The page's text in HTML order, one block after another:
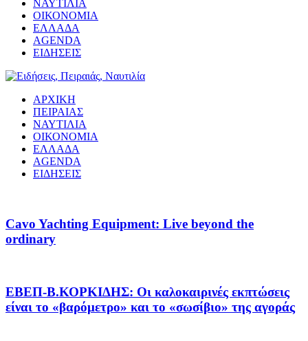
ΝΑΥΤΙΛΙΑ
ΟΙΚΟΝΟΜΙΑ
ΕΛΛΑΔΑ
AGENDA
ΕΙΔΗΣΕΙΣ
ΑΡΧΙΚΗ
ΠΕΙΡΑΙΑΣ
ΝΑΥΤΙΛΙΑ
ΟΙΚΟΝΟΜΙΑ
ΕΛΛΑΔΑ
AGENDA
ΕΙΔΗΣΕΙΣ
Cavo Yachting Equipment: Live beyond the
ordinary
EΒΕΠ-Β.ΚΟΡΚΙΔΗΣ: Οι καλοκαιρινές εκπτώσεις
είναι το «βαρόμετρο» και το «σωσίβιο» της αγοράς